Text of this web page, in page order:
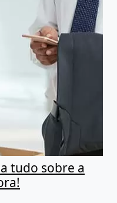
tudo sobre a